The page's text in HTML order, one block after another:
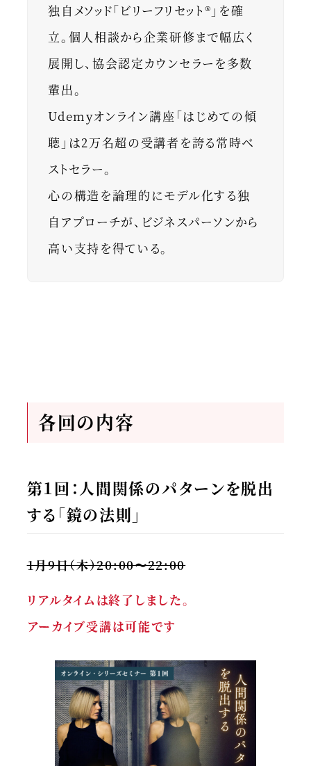
独自メソッド「ビリーフリセット®」を確
立。個人相談から企業研修まで幅広く
展開し、協会認定カウンセラーを多数
輩出。
Udemyオンライン講座「はじめての傾
聴」は2万名超の受講者を誇る常時ベ
ストセラー。
心の構造を論理的にモデル化する独
自アプローチが、ビジネスパーソンから
高い支持を得ている。
各回の内容
第１回：人間関係のパターンを脱出
する「鏡の法則」
1月9日（木）20:00〜22:00
リアルタイムは終了しました。
アーカイブ受講は可能です